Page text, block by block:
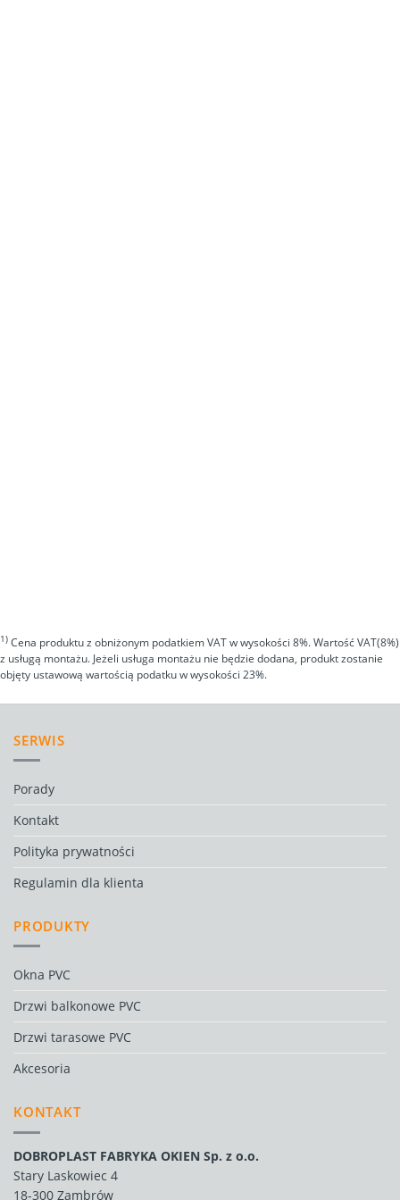
1) Cena produktu z obniżonym podatkiem VAT w wysokości 8%. Wartość VAT(8%)
z usługą montażu. Jeżeli usługa montażu nie będzie dodana, produkt zostanie
objęty ustawową wartością podatku w wysokości 23%.
SERWIS
Porady
Kontakt
Polityka prywatności
Regulamin dla klienta
PRODUKTY
Okna PVC
Drzwi balkonowe PVC
Drzwi tarasowe PVC
Akcesoria
KONTAKT
DOBROPLAST FABRYKA OKIEN Sp. z o.o.
Stary Laskowiec 4
18-300 Zambrów